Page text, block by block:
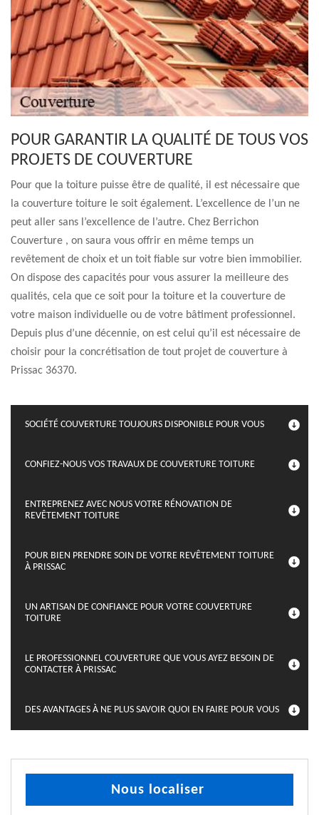
POUR GARANTIR LA QUALITÉ DE TOUS VOS
PROJETS DE COUVERTURE
Pour que la toiture puisse être de qualité, il est nécessaire que
la couverture toiture le soit également. L’excellence de l’un ne
peut aller sans l’excellence de l’autre. Chez Berrichon
Couverture , on saura vous offrir en même temps un
revêtement de choix et un toit fiable sur votre bien immobilier.
On dispose des capacités pour vous assurer la meilleure des
qualités, cela que ce soit pour la toiture et la couverture de
votre maison individuelle ou de votre bâtiment professionnel.
Depuis plus d’une décennie, on est celui qu’il est nécessaire de
choisir pour la concrétisation de tout projet de couverture à
Prissac 36370.
SOCIÉTÉ COUVERTURE TOUJOURS DISPONIBLE POUR VOUS
CONFIEZ-NOUS VOS TRAVAUX DE COUVERTURE TOITURE
ENTREPRENEZ AVEC NOUS VOTRE RÉNOVATION DE
REVÊTEMENT TOITURE
POUR BIEN PRENDRE SOIN DE VOTRE REVÊTEMENT TOITURE
À PRISSAC
UN ARTISAN DE CONFIANCE POUR VOTRE COUVERTURE
TOITURE
LE PROFESSIONNEL COUVERTURE QUE VOUS AYEZ BESOIN DE
CONTACTER À PRISSAC
DES AVANTAGES À NE PLUS SAVOIR QUOI EN FAIRE POUR VOUS
Nous localiser